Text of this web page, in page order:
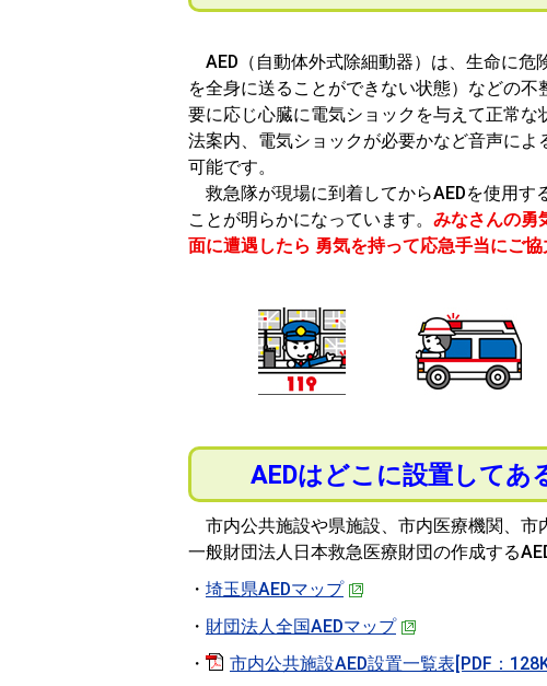
AED（自動体外式除細動器）は、生命に危
を全身に送ることができない状態）などの
要に応じ心臓に電気ショックを与えて正常
法案内、電気ショックが必要かなど音声に
可能です。
救急隊が現場に到着してからAEDを使用す
ことが明らかになっています。 みなさんの勇
面に遭遇したら 勇気を持って応急手当にご協
AEDはどこに設置してあ
市内公共施設や県施設、市内医療機関、市
一般財団法人日本救急医療財団の作成する
・ 埼玉県AEDマップ
・ 財団法人全国AEDマップ
・
市内公共施設AED設置一覧表[PDF：